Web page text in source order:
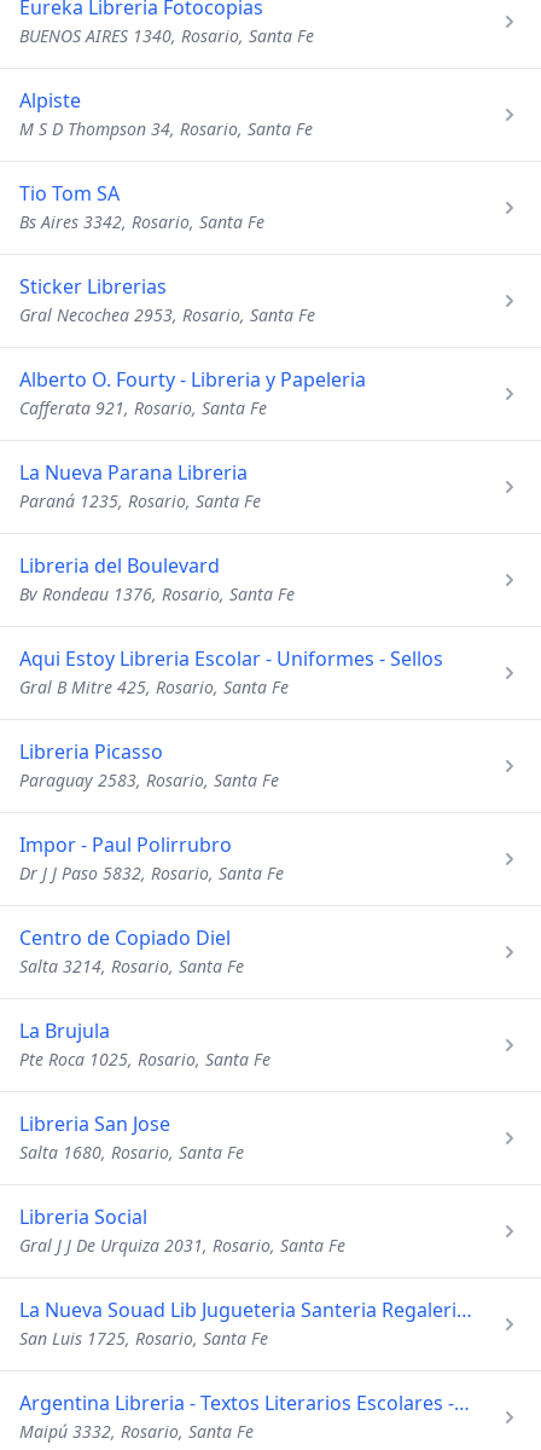
Eureka Libreria Fotocopias
BUENOS AIRES 1340, Rosario, Santa Fe
Alpiste
M S D Thompson 34, Rosario, Santa Fe
Tio Tom SA
Bs Aires 3342, Rosario, Santa Fe
Sticker Librerias
Gral Necochea 2953, Rosario, Santa Fe
Alberto O. Fourty - Libreria y Papeleria
Cafferata 921, Rosario, Santa Fe
La Nueva Parana Libreria
Paraná 1235, Rosario, Santa Fe
Libreria del Boulevard
Bv Rondeau 1376, Rosario, Santa Fe
Aqui Estoy Libreria Escolar - Uniformes - Sellos
Gral B Mitre 425, Rosario, Santa Fe
Libreria Picasso
Paraguay 2583, Rosario, Santa Fe
Impor - Paul Polirrubro
Dr J J Paso 5832, Rosario, Santa Fe
Centro de Copiado Diel
Salta 3214, Rosario, Santa Fe
La Brujula
Pte Roca 1025, Rosario, Santa Fe
Libreria San Jose
Salta 1680, Rosario, Santa Fe
Libreria Social
Gral J J De Urquiza 2031, Rosario, Santa Fe
La Nueva Souad Lib Jugueteria Santeria Regaleria Art Kiosco
San Luis 1725, Rosario, Santa Fe
Argentina Libreria - Textos Literarios Escolares - Estampas
Maipú 3332, Rosario, Santa Fe